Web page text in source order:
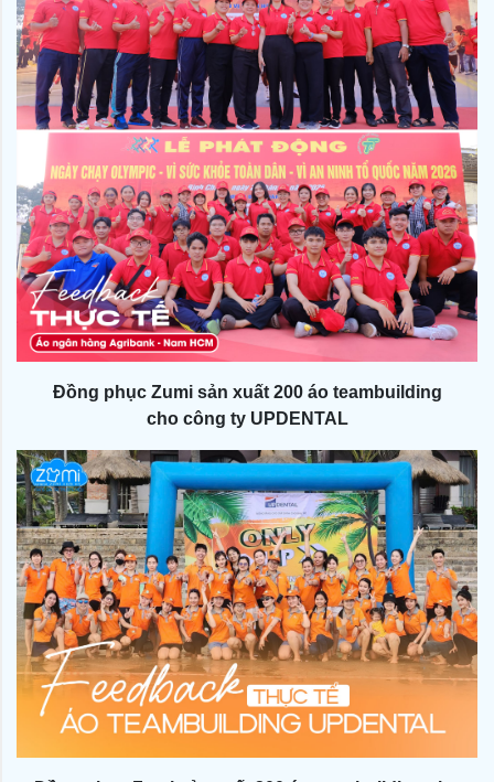
Đồng phục Zumi sản xuất 200 áo teambuilding
cho công ty UPDENTAL